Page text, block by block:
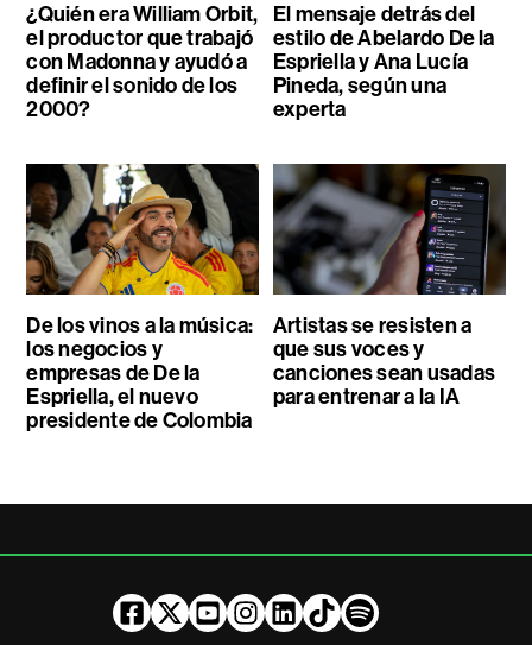
¿Quién era William Orbit,
el productor que trabajó
con Madonna y ayudó a
definir el sonido de los
2000?
El mensaje detrás del
estilo de Abelardo De la
Espriella y Ana Lucía
Pineda, según una
experta
De los vinos a la música:
los negocios y
empresas de De la
Espriella, el nuevo
presidente de Colombia
Artistas se resisten a
que sus voces y
canciones sean usadas
para entrenar a la IA